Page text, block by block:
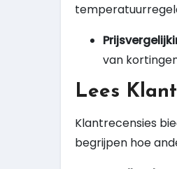
van
Lees
Klantrecensies
begrijpen hoe